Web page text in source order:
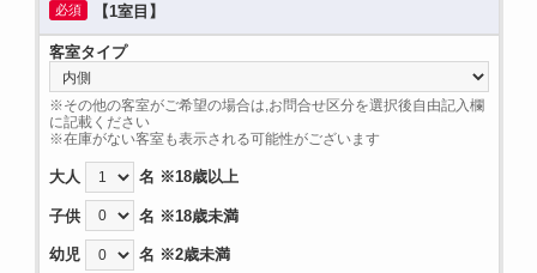
必須 【1室目】
客室タイプ
※その他の客室がご希望の場合は,お問合せ区分を選択後自由記入欄
に記載ください
※在庫がない客室も表示される可能性がございます
大人 名 ※18歳以上
子供 名 ※18歳未満
幼児 名 ※2歳未満